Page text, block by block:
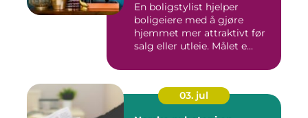
En boligstylist hjelper
boligeiere med å gjøre
hjemmet mer attraktivt før
salg eller utleie. Målet e...
03. jul